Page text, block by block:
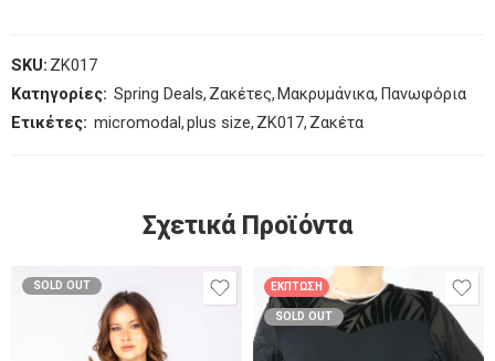
SKU: ZK017
Κατηγορίες: Spring Deals, Ζακέτες, Μακρυμάνικα, Πανωφόρια
Ετικέτες: micromodal,plus size, ZK017, Ζακέτα
Σχετικά Προϊόντα
SOLD OUT ΈΚΠΤΩΣΗ
SOLD OUT